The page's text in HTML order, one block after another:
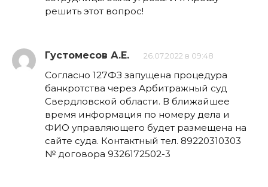
решить этот вопрос!
Густомесов А.Е. 26.07.2022 в 09:48
Согласно 127ФЗ запущена процедура
банкротства через Арбитражный суд
Свердловской области. В ближайшее
время информация по номеру дела и
ФИО управляющего будет размещена на
сайте суда. Контактный тел. 89220310303
№ договора 9326172502-3